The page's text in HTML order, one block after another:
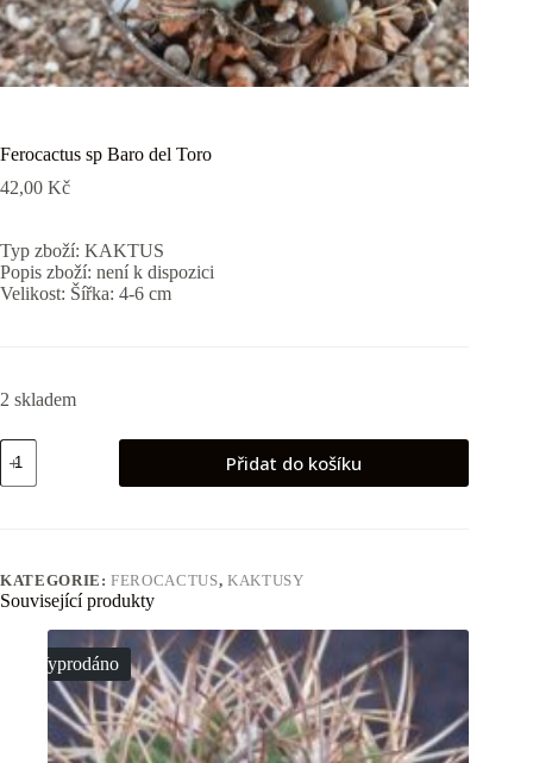
Ferocactus sp Baro del Toro
42,00 Kč
Typ zboží: KAKTUS
Popis zboží: není k dispozici
Velikost: Šířka: 4-6 cm
2 skladem
Ferocactus
sp
Baro
Přidat do košíku
KATEGORIE:FEROCACTUS, KAKTUSY
Související produkty
Vyprodáno